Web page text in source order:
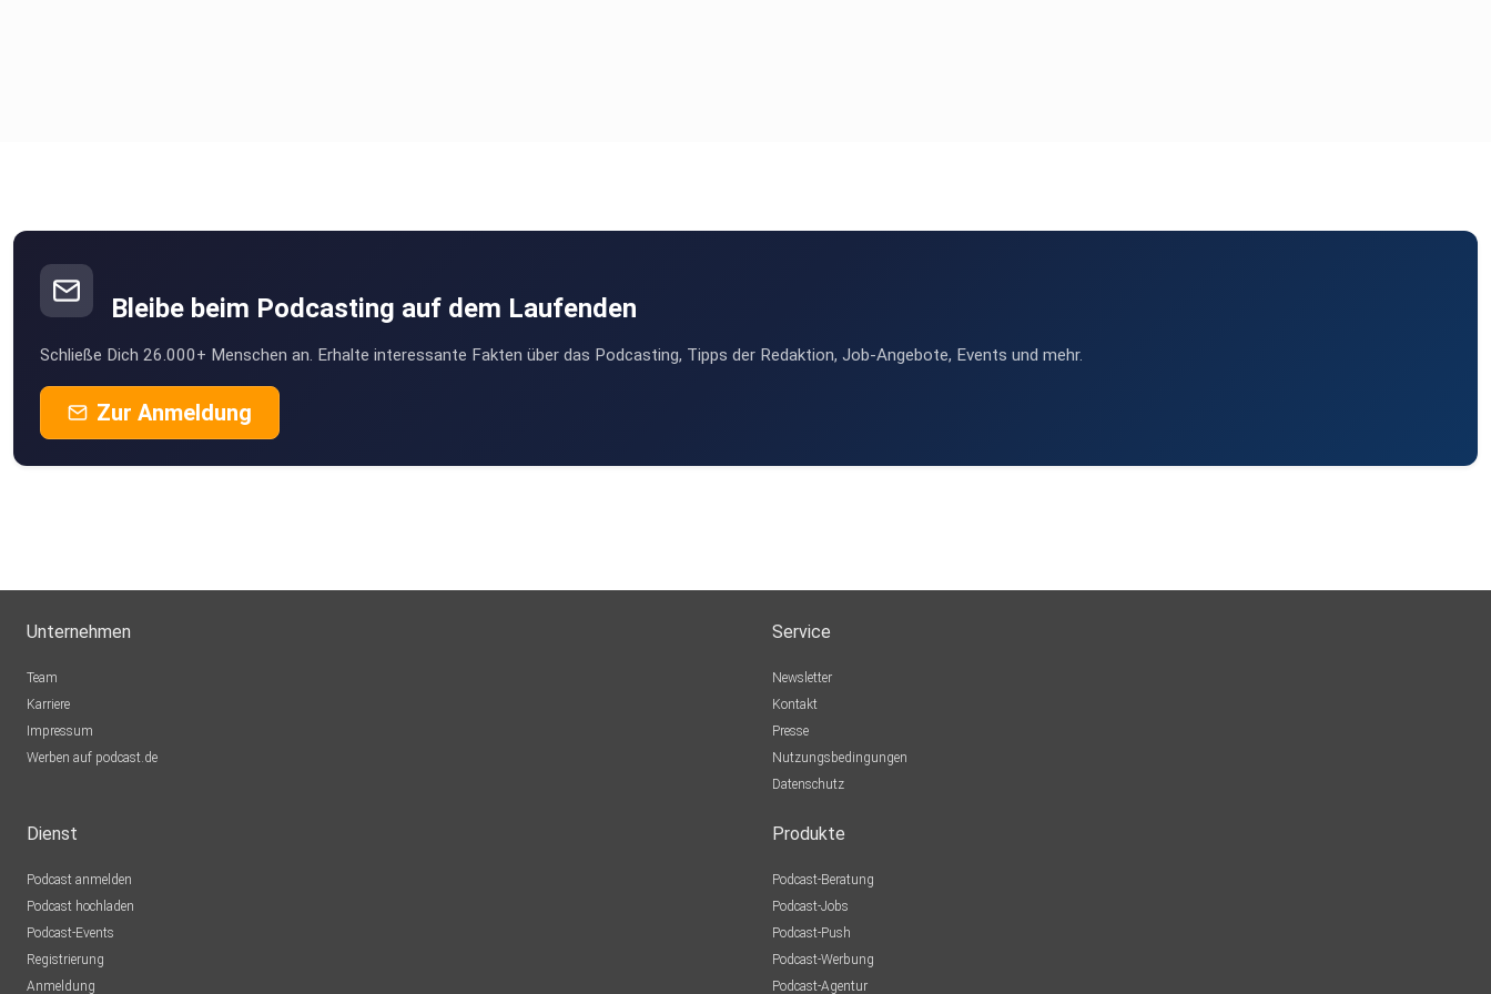
Bleibe beim Podcasting auf dem Laufenden
Schließe Dich 26.000+ Menschen an. Erhalte interessante Fakten über das Podcasting, Tipps der Redaktion, Job-Angebote, Events und mehr.
Zur Anmeldung
Unternehmen
Team
Karriere
Impressum
Werben auf podcast.de
Service
Newsletter
Kontakt
Presse
Nutzungsbedingungen
Datenschutz
Dienst
Podcast anmelden
Podcast hochladen
Podcast-Events
Registrierung
Anmeldung
Produkte
Podcast-Beratung
Podcast-Jobs
Podcast-Push
Podcast-Werbung
Podcast-Agentur